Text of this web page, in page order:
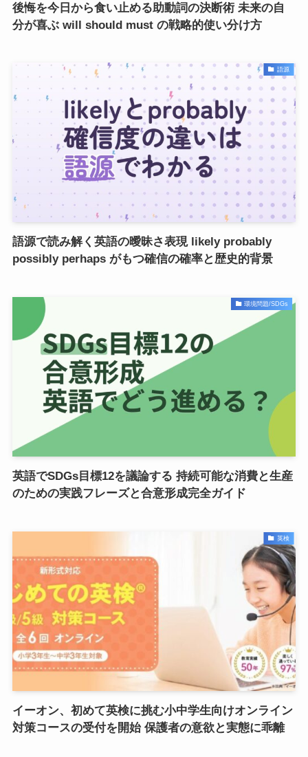
後悔を今日から食い止める助動詞の決断術 未来の自
分が喜ぶ will should must の戦略的使い分け方
語源
語源で読み解く英語の曖昧さ表現 likely probably
possibly perhaps がもつ確信の確率と歴史的背景
環境問題/SDGs
英語でSDGs目標12を議論する 持続可能な消費と生産
のための実践フレーズと合意形成完全ガイド
英検
イーオン、初めて英検に挑む小中学生向けオンライン
対策コースの受付を開始 保護者の意欲と実態に乖離